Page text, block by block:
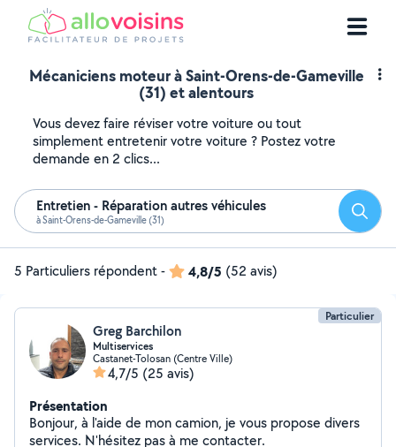
Mécaniciens moteur à Saint-Orens-de-Gameville
(31) et alentours
Vous devez faire réviser votre voiture ou tout
simplement entretenir votre voiture ? Postez votre
demande en 2 clics...
Entretien - Réparation autres véhicules
à Saint-Orens-de-Gameville (31)
5 Particuliers répondent- 4,8/5 (52 avis)
Particulier
Greg Barchilon
Multiservices
Castanet-Tolosan (Centre Ville)
4,7/5 (25 avis)
Présentation
Bonjour, à l'aide de mon camion, je vous propose divers
services. N'hésitez pas à me contacter.